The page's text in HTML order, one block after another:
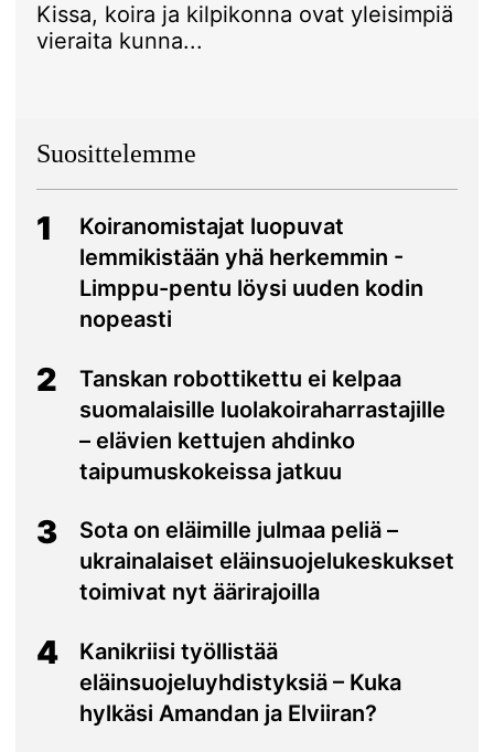
Kissa, koira ja kilpikonna ovat yleisimpiä
vieraita kunna...
Suosittelemme
1
Koiranomistajat luopuvat
lemmikistään yhä herkemmin -
Limppu-pentu löysi uuden kodin
nopeasti
2
Tanskan robottikettu ei kelpaa
suomalaisille luolakoiraharrastajille
– elävien kettujen ahdinko
taipumuskokeissa jatkuu
3
Sota on eläimille julmaa peliä –
ukrainalaiset eläinsuojelukeskukset
toimivat nyt äärirajoilla
4
Kanikriisi työllistää
eläinsuojeluyhdistyksiä – Kuka
hylkäsi Amandan ja Elviiran?